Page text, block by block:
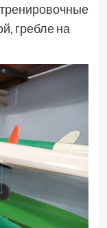
гребле на